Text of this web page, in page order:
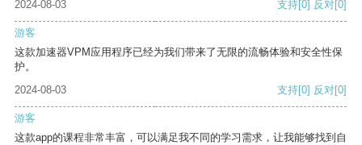
2024-08-03 支持[0] 反对[0]
游客
这款加速器VPM应用程序已经为我们带来了无限的流畅体验和安全性保
护。
2024-08-03
支持[0] 反对[0]
游客
这款app的课程非常丰富，可以满足我不同的学习需求，让我能够找到自